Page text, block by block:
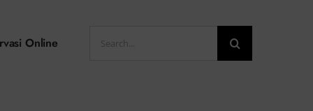
Online
for: